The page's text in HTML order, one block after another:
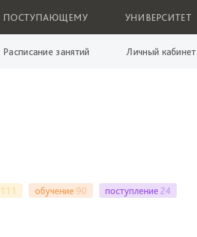
ПОСТУПАЮЩЕМУ УНИВЕРСИТЕТ
Расписание занятий Личный кабинет
111 обучение 90 поступление 24